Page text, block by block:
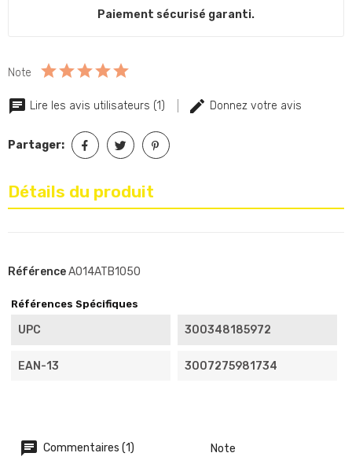
Paiement sécurisé garanti.
Note
Lire les avis utilisateurs (1) Donnez votre avis
Partager:
Détails du produit
RéférenceA014ATB1050
Références Spécifiques
UPC 300348185972
EAN-13 3007275981734
Commentaires (1) Note